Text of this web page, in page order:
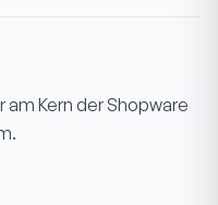
Kern der Shopware